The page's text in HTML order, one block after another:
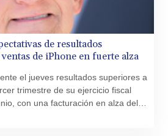
SGD 1.477661
SLE 28.445176
SOS 658.791814
SRD 43.778814
STN 24.499696
SVC 10.085875
SZL 18.722767
de resultados
de iPhone en fuerte alza
el jueves resultados superiores a
trimestre de su ejercicio fiscal
con una facturación en alza del
millones de dólares, impulsada